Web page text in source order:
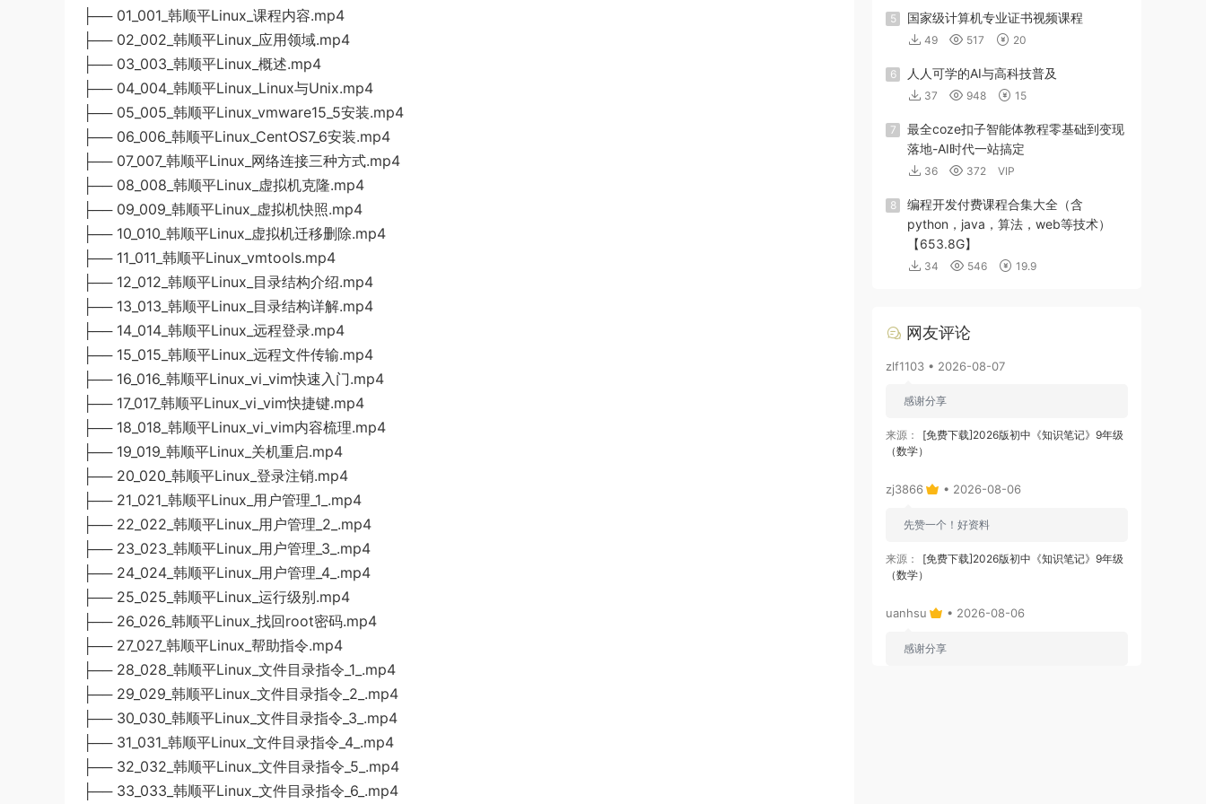
├── 01_001_韩顺平Linux_课程内容.mp4
├── 02_002_韩顺平Linux_应用领域.mp4
├── 03_003_韩顺平Linux_概述.mp4
├── 04_004_韩顺平Linux_Linux与Unix.mp4
├── 05_005_韩顺平Linux_vmware15_5安装.mp4
├── 06_006_韩顺平Linux_CentOS7_6安装.mp4
├── 07_007_韩顺平Linux_网络连接三种方式.mp4
├── 08_008_韩顺平Linux_虚拟机克隆.mp4
├── 09_009_韩顺平Linux_虚拟机快照.mp4
├── 10_010_韩顺平Linux_虚拟机迁移删除.mp4
├── 11_011_韩顺平Linux_vmtools.mp4
├── 12_012_韩顺平Linux_目录结构介绍.mp4
├── 13_013_韩顺平Linux_目录结构详解.mp4
├── 14_014_韩顺平Linux_远程登录.mp4
├── 15_015_韩顺平Linux_远程文件传输.mp4
├── 16_016_韩顺平Linux_vi_vim快速入门.mp4
├── 17_017_韩顺平Linux_vi_vim快捷键.mp4
├── 18_018_韩顺平Linux_vi_vim内容梳理.mp4
├── 19_019_韩顺平Linux_关机重启.mp4
├── 20_020_韩顺平Linux_登录注销.mp4
├── 21_021_韩顺平Linux_用户管理_1_.mp4
├── 22_022_韩顺平Linux_用户管理_2_.mp4
├── 23_023_韩顺平Linux_用户管理_3_.mp4
├── 24_024_韩顺平Linux_用户管理_4_.mp4
├── 25_025_韩顺平Linux_运行级别.mp4
├── 26_026_韩顺平Linux_找回root密码.mp4
├── 27_027_韩顺平Linux_帮助指令.mp4
├── 28_028_韩顺平Linux_文件目录指令_1_.mp4
├── 29_029_韩顺平Linux_文件目录指令_2_.mp4
├── 30_030_韩顺平Linux_文件目录指令_3_.mp4
├── 31_031_韩顺平Linux_文件目录指令_4_.mp4
├── 32_032_韩顺平Linux_文件目录指令_5_.mp4
├── 33_033_韩顺平Linux_文件目录指令_6_.mp4
5 国家级计算机专业证书视频课程
49 517 20
6 人人可学的AI与高科技普及
37 948 15
7
最全coze扣子智能体教程零基础到变现
落地-AI时代一站搞定
36 372 VIP
8
编程开发付费课程合集大全（含
python，java，算法，web等技术）
【653.8G】
34 546 19.9
网友评论
zlf1103 • 2026-08-07
感谢分享
来源：
[免费下载]2026版初中《知识笔记》9年级
（数学）
zj3866 • 2026-08-06
先赞一个！好资料
来源：
[免费下载]2026版初中《知识笔记》9年级
（数学）
uanhsu • 2026-08-06
感谢分享